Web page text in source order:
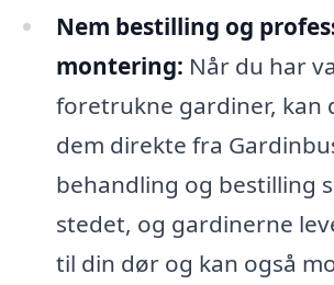
Nem bestilling og
montering: Når du har
foretrukne gardiner, kan
dem direkte fra
behandling og bestilling
stedet, og gardinerne
til din dør og kan også